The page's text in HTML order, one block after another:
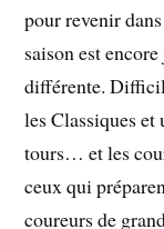
pour revenir
saison est
différente.
les Classiques et
tours… et les
ceux qui
coureurs de